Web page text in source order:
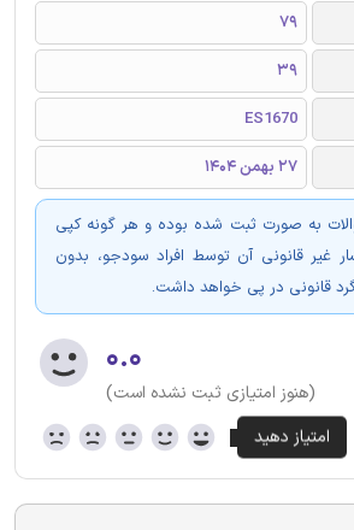
79
39
ES1670
27 بهمن 1404
به صورت ثبت شده بوده و هر گونه کپی
غیر قانونی آن توسط افراد سودجو، بدون
قانونی در پی خواهد داشت.
۰.۰
(هنوز امتیازی ثبت نشده است)